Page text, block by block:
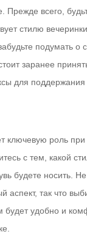
Прежде всего,
стилю
подумать о
заранее
для поддержания
ключевую роль при
с тем, какой
будете носить.
аспект, так что
будет удобно и